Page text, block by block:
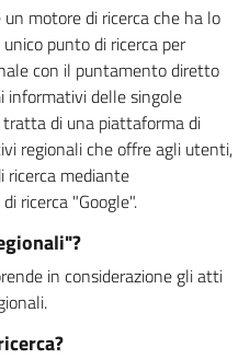
motore di ricerca che ha lo
punto di ricerca per
con il puntamento diretto
informativi delle singole
di una piattaforma di
regionali che offre agli utenti,
ricerca mediante
ricerca "Google".
in considerazione gli atti